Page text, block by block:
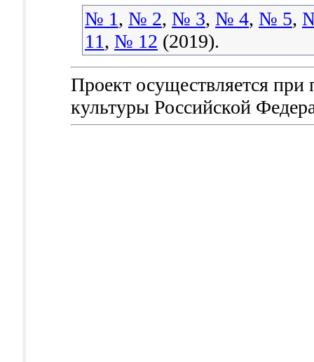
№ 1, № 2, № 3, № 4, № 5,
11, № 12 (2019).
Проект осуществляется
культуры Российской